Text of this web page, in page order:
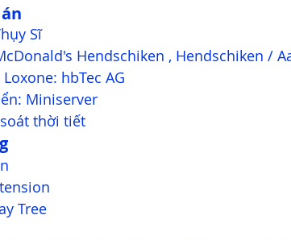
Sĩ
Hendschiken , Hendschiken /
hbTec AG
Miniserver
thời tiết
Tree